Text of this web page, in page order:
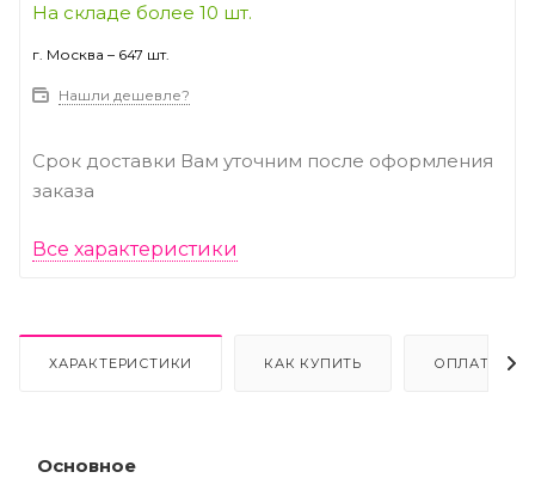
На складе более 10 шт.
г. Москва – 647 шт.
Нашли дешевле?
Срок доставки Вам уточним после оформления
заказа
Все характеристики
ХАРАКТЕРИСТИКИ КАК КУПИТЬ ОПЛАТА
Основное